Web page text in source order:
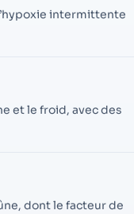
intermittente
et le froid, avec des
dont le facteur de